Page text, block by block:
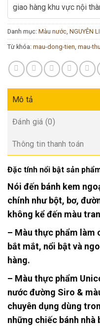
giao hàng khu vực nội
Danh mục: Màu nước, NGUYÊN
Từ khóa: mau-dong-tien, mau-
Mô tả
Đánh giá (0)
Thông tin thanh toán
Đặc tính nổi bật sản
Nói đến bánh kem
chính như bột, bơ,
không kể đến màu
– Màu thực phẩm làm
bắt mắt, nổi bật và
hàng.
– Màu thực phẩm
nước đường Siro &
chuyên dụng dùng
những chiếc bánh